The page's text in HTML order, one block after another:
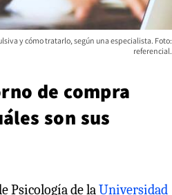
y cómo tratarlo, según una especialista. Foto:
referencial.
de compra
son sus
Psicología de laUniversidad